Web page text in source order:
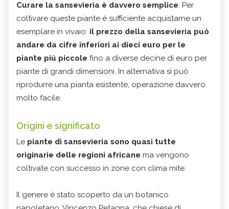
Curare la sansevieria è davvero semplice. Per
coltivare queste piante è sufficiente acquistarne un
esemplare in vivaio: il prezzo della sansevieria può
andare da cifre inferiori ai dieci euro per le
piante più piccole fino a diverse decine di euro per
piante di grandi dimensioni. In alternativa si può
riprodurre una pianta esistente, operazione davvero
molto facile.
Origini e significato
Le piante di sansevieria sono quasi tutte
originarie delle regioni africane ma vengono
coltivate con successo in zone con clima mite.
Il genere è stato scoperto da un botanico